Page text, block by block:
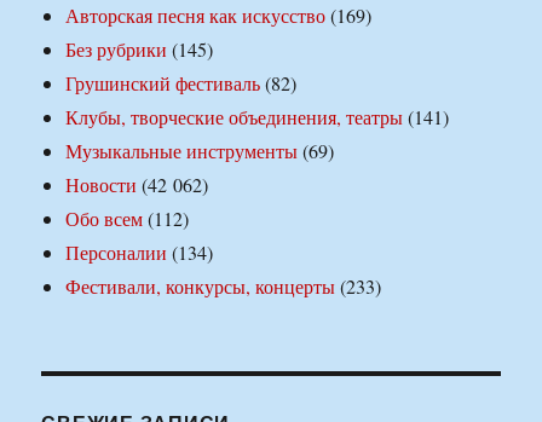
Авторская песня как искусство(169)
Без рубрики (145)
Грушинский фестиваль(82)
Клубы, творческие объединения, театры(141)
Музыкальные инструменты(69)
Новости (42 062)
Обо всем(112)
Персоналии (134)
Фестивали, конкурсы, концерты(233)